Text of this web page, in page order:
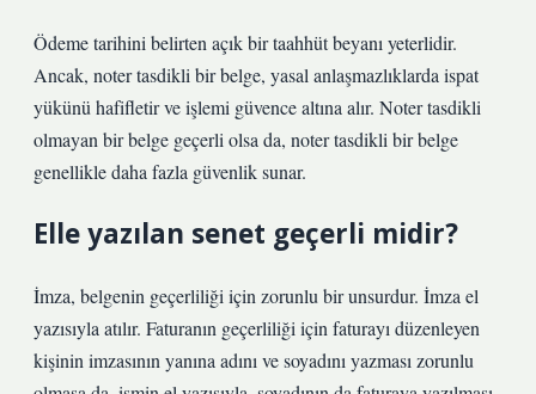
Ödeme tarihini belirten açık bir taahhüt beyanı yeterlidir.
Ancak, noter tasdikli bir belge, yasal anlaşmazlıklarda ispat
yükünü hafifletir ve işlemi güvence altına alır. Noter tasdikli
olmayan bir belge geçerli olsa da, noter tasdikli bir belge
genellikle daha fazla güvenlik sunar.
Elle yazılan senet geçerli midir?
İmza, belgenin geçerliliği için zorunlu bir unsurdur. İmza el
yazısıyla atılır. Faturanın geçerliliği için faturayı düzenleyen
kişinin imzasının yanına adını ve soyadını yazması zorunlu